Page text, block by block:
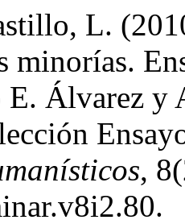
L.
minorías.
Álvarez y
,